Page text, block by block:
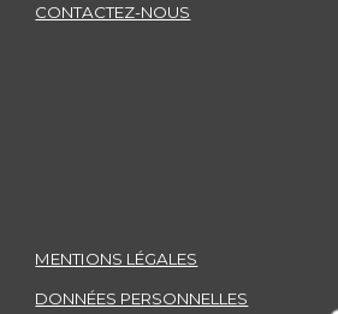
CONTACTEZ-NOUS
MENTIONS LÉGALES
DONNÉES PERSONNELLES